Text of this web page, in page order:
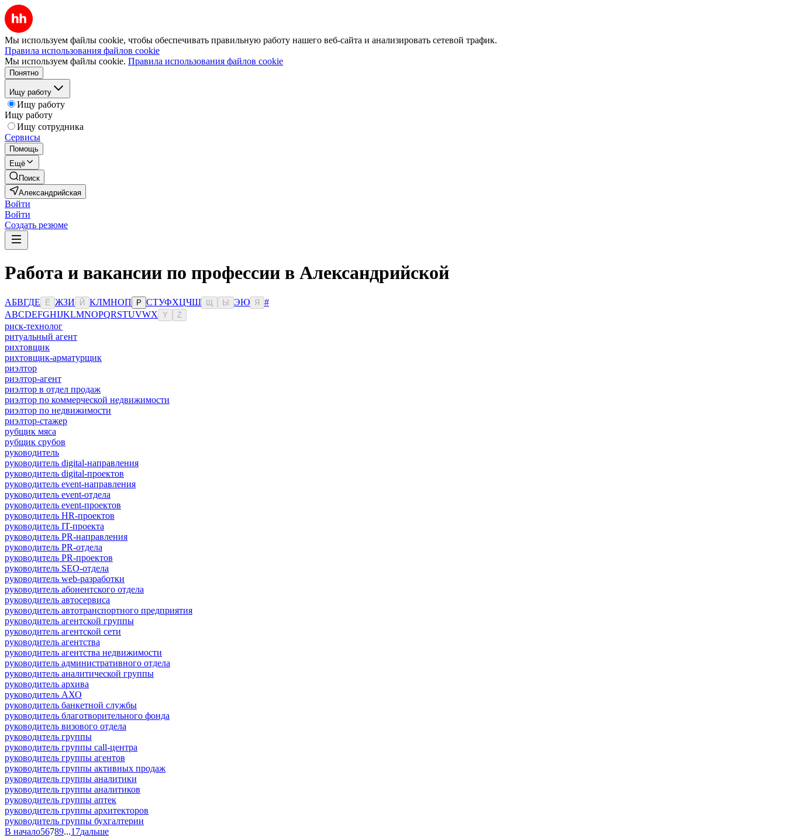
Мы используем файлы cookie, чтобы обеспечивать правильную работу нашего веб-сайта и анализировать сетевой трафик.
Правила использования файлов cookie
Мы используем файлы cookie. Правила использования файлов cookie
Понятно
Ищу работу
Ищу работу
Ищу работу
Ищу сотрудника
Сервисы
Помощь
Ещё
Поиск
Александрийская
Войти
Войти
Создать резюме
Работа и вакансии по профессии в Александрийской
АБВГДЕ Ё ЖЗИ Й КЛМНОП Р СТУФХЦЧШ Ы ЭЮ Я
#
ABCDEFGHIJKLMNOPQRSTUVWX Y Z
риск-технолог
ритуальный агент
рихтовщик
рихтовщик-арматурщик
риэлтор
риэлтор-агент
риэлтор в отдел продаж
риэлтор по коммерческой недвижимости
риэлтор по недвижимости
риэлтор-стажер
рубщик мяса
рубщик срубов
руководитель
руководитель digital-направления
руководитель digital-проектов
руководитель event-направления
руководитель event-отдела
руководитель event-проектов
руководитель HR-проектов
руководитель IT-проекта
руководитель PR-направления
руководитель PR-отдела
руководитель PR-проектов
руководитель SEO-отдела
руководитель web-разработки
руководитель абонентского отдела
руководитель автосервиса
руководитель автотранспортного предприятия
руководитель агентской группы
руководитель агентской сети
руководитель агентства
руководитель агентства недвижимости
руководитель административного отдела
руководитель аналитической группы
руководитель архива
руководитель АХО
руководитель банкетной службы
руководитель благотворительного фонда
руководитель визового отдела
руководитель группы
руководитель группы call-центра
руководитель группы агентов
руководитель группы активных продаж
руководитель группы аналитики
руководитель группы аналитиков
руководитель группы аптек
руководитель группы архитекторов
руководитель группы бухгалтерии
В начало56789...17дальше